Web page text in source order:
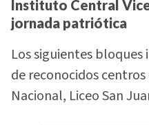
Instituto Central
jornada patriótica
Los siguientes
de reconocidos
Nacional, Liceo San